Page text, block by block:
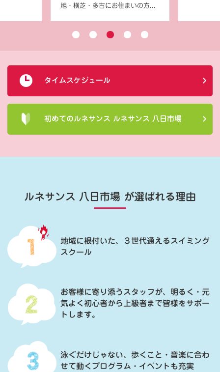
旭・横芝・多古にお住まいの方...
タイムスケジュール
初めてのルネサンス ルネサンス 八日市場
ルネサンス 八日市場 が選ばれる理由
地域に根付いた、３世代通えるスイミング
スクール
お客様に寄り添うスタッフが、明るく・元
気よく初心者から上級者まで皆様をサポー
トします。
泳ぐだけじゃない、歩くこと・音楽に合わ
せて動くプログラム・イベントも充実